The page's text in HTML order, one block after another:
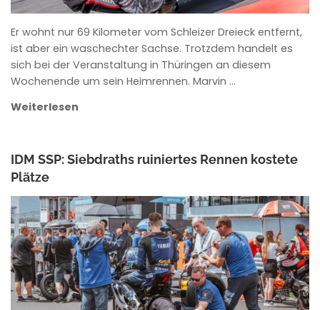
Er wohnt nur 69 Kilometer vom Schleizer Dreieck entfernt,
ist aber ein waschechter Sachse. Trotzdem handelt es
sich bei der Veranstaltung in Thüringen an diesem
Wochenende um sein Heimrennen. Marvin …
Weiterlesen
IDM SSP: Siebdraths ruiniertes Rennen kostete
Plätze
ANKE WIECZOREK